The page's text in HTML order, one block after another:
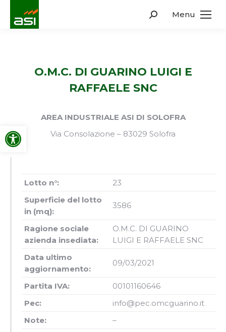
Apri la barra degli strumenti
Menu
Search:
O.M.C. DI GUARINO LUIGI E
RAFFAELE SNC
AREA INDUSTRIALE ASI DI SOLOFRA
Via Consolazione – 83029 Solofra
Lotto n°:
23
Superficie del lotto
in (mq):
3586
Ragione sociale
azienda insediata:
O.M.C. DI GUARINO
LUIGI E RAFFAELE SNC
Data ultimo
aggiornamento:
09/03/2021
Partita IVA:
00101160646
Pec:
info@pec.omcguarino.it
Note:
–